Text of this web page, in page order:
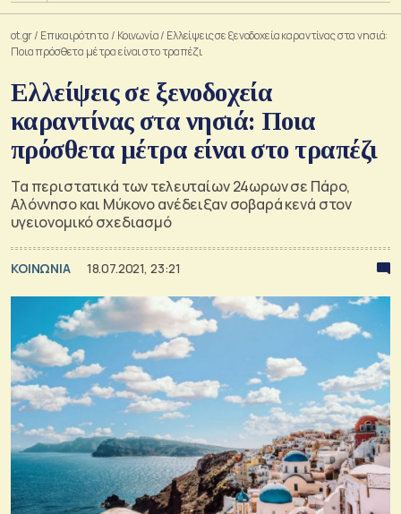
ot.gr/ Επικαιρότητα / Κοινωνία/ Ελλείψεις σε ξενοδοχεία καραντίνας στα νησιά:
Ποια πρόσθετα μέτρα είναι στο τραπέζι
Ελλείψεις σε ξενοδοχεία
καραντίνας στα νησιά: Ποια
πρόσθετα μέτρα είναι στο τραπέζι
Τα περιστατικά των τελευταίων 24ωρων σε Πάρο,
Αλόννησο και Μύκονο ανέδειξαν σοβαρά κενά στον
υγειονομικό σχεδιασμό
ΚΟΙΝΩΝΙΑ 18.07.2021, 23:21